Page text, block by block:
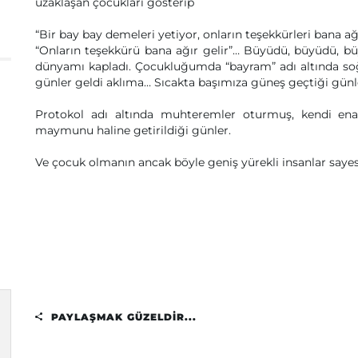
“Bir bay bay demeleri yetiyor, onların teşekkürleri bana
“Onların teşekkürü bana ağır gelir”… Büyüdü, büyüdü,
dünyamı kapladı. Çocukluğumda “bayram” adı altında
günler geldi aklıma… Sıcakta başımıza güneş geçtiği
Protokol adı altında muhteremler oturmuş, kendi
maymunu haline getirildiği günler.
Ve çocuk olmanın ancak böyle geniş yürekli insanlar
PAYLAŞMAK GÜZELDIR...